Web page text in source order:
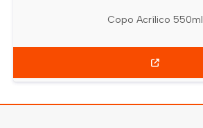
Copo Acrílico 550ml